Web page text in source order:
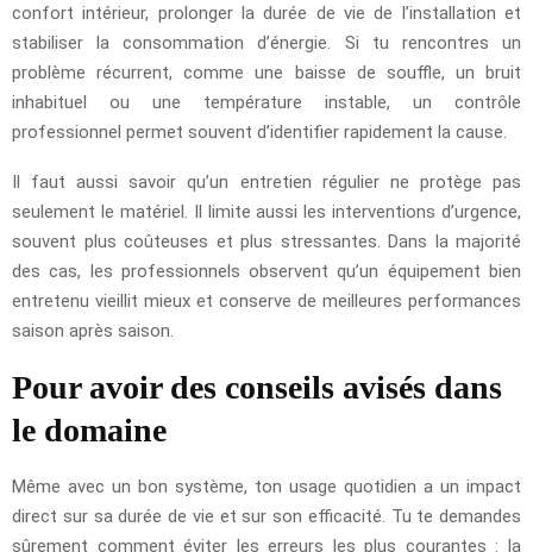
confort intérieur, prolonger la durée de vie de l’installation et
stabiliser la consommation d’énergie. Si tu rencontres un
problème récurrent, comme une baisse de souffle, un bruit
inhabituel ou une température instable, un contrôle
professionnel permet souvent d’identifier rapidement la cause.
Il faut aussi savoir qu’un entretien régulier ne protège pas
seulement le matériel. Il limite aussi les interventions d’urgence,
souvent plus coûteuses et plus stressantes. Dans la majorité
des cas, les professionnels observent qu’un équipement bien
entretenu vieillit mieux et conserve de meilleures performances
saison après saison.
Pour avoir des conseils avisés dans
le domaine
Même avec un bon système, ton usage quotidien a un impact
direct sur sa durée de vie et sur son efficacité. Tu te demandes
sûrement comment éviter les erreurs les plus courantes : la